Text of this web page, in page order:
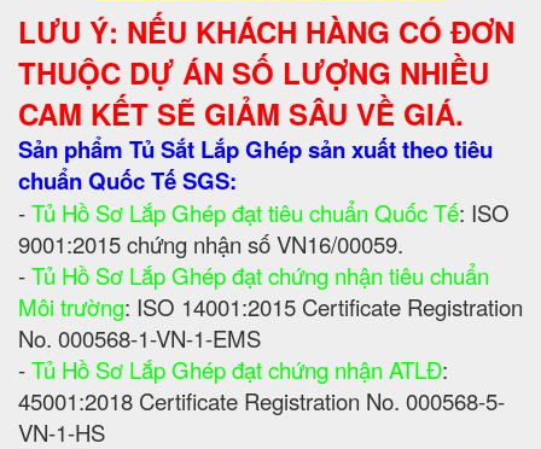
LƯU Ý: NẾU KHÁCH HÀNG CÓ ĐƠN
THUỘC DỰ ÁN SỐ LƯỢNG NHIỀU
CAM KẾT SẼ GIẢM SÂU VỀ GIÁ.
Sản phẩm Tủ Sắt Lắp Ghép sản xuất theo tiêu
chuẩn Quốc Tế SGS:
-Tủ Hồ Sơ Lắp Ghép đạt tiêu chuẩn Quốc Tế: ISO
9001:2015 chứng nhận số VN16/00059.
-Tủ Hồ Sơ Lắp Ghép đạt chứng nhận tiêu chuẩn
Môi trường: ISO 14001:2015 Certificate Registration
No. 000568-1-VN-1-EMS
-Tủ Hồ Sơ Lắp Ghép đạt chứng nhận ATLĐ:
45001:2018 Certificate Registration No. 000568-5-
VN-1-HS